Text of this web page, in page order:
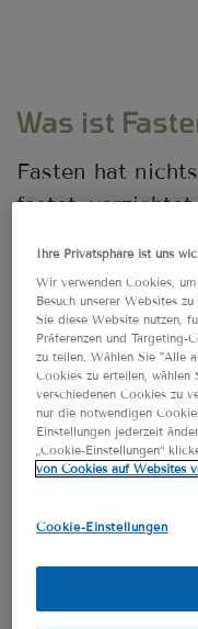
Was ist
Fasten hat
fastet,
Kaffee und
Beim
der Regel aus
Wasser und
Beim
Beispiel isst
die restlichen
Ihre Privatsphäre ist uns
Wir verwenden Cookies,
Besuch unserer Websites
Sie diese Website nutzen,
Präferenzen und Targeting-
zu teilen. Wählen Sie "Alle
Cookies zu erteilen, wählen
verschiedenen Cookies zu
nur die notwendigen
Einstellungen jederzeit
„Cookie-Einstellungen“
von Cookies auf Websites
Cookie-Einstellungen